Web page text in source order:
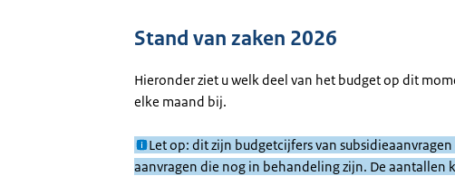
Stand van zaken 2026
Hieronder ziet u welk deel van het budget op dit
elke maand bij.
Let op: dit zijn budgetcijfers van
aanvragen die nog in behandeling zijn. De aantallen